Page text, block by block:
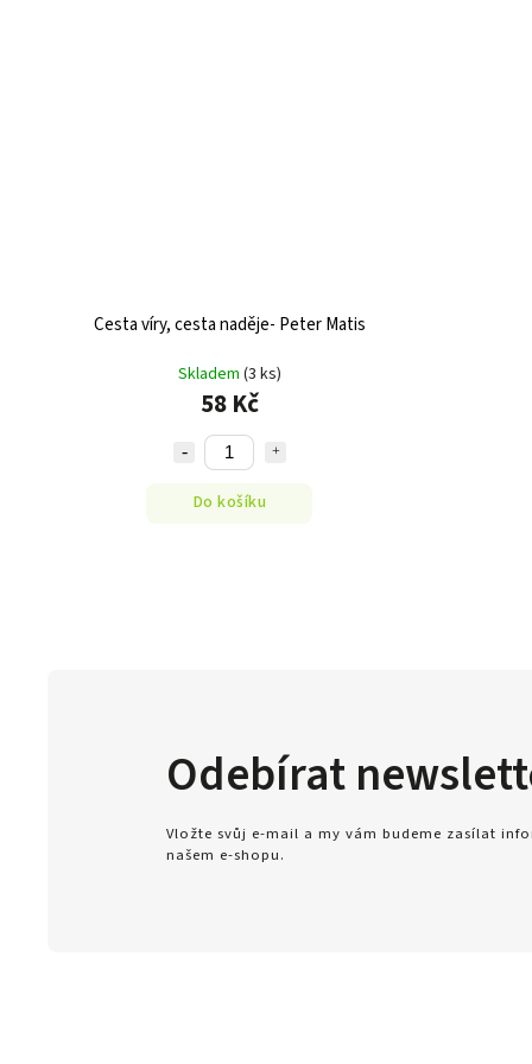
Cesta víry, cesta naděje- Peter Matis
Skladem (3 ks)
58 Kč
Do košíku
Odebírat
Vložte svůj e-mail a my vám budeme zasílat
našem e-shopu.